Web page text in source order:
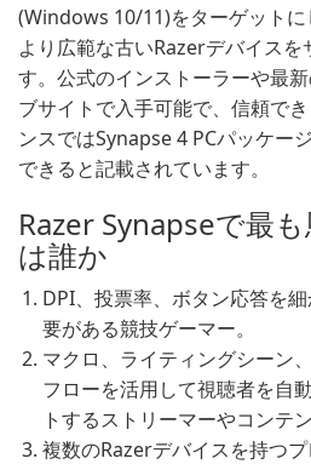
(Windows 10/11)をターゲット
より広範な古いRazerデバイスを
す。公式のインストーラーや最
ブサイトで入手可能で、信頼で
ンスではSynapse 4 PCパッケー
できると記載されています。
Razer Synapseで最
は誰か
DPI、投票率、ボタン応答を
要がある競技ゲーマー。
マクロ、ライティングシーン
フローを活用して視聴者を自
トするストリーマーやコンテ
複数のRazerデバイスを持つ